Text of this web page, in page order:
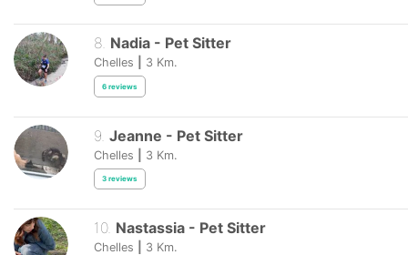
8. Nadia - Pet Sitter
Chelles 3 Km.
6 reviews
9 Jeanne - Pet Sitter
Chelles 3 Km.
3 reviews
10. Nastassia - Pet Sitter
Chelles 3 Km.